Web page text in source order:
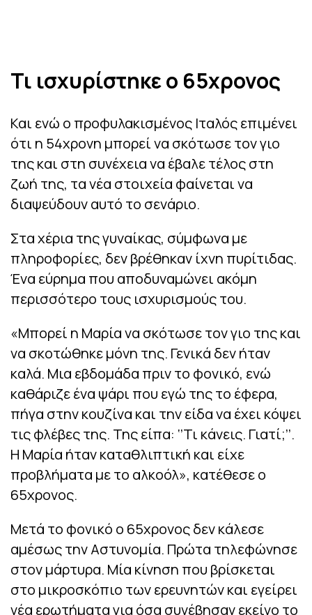
Τι ισχυρίστηκε ο 65χρονος
Και ενώ ο προφυλακισμένος Ιταλός επιμένει
ότι η 54χρονη μπορεί να σκότωσε τον γιο
της και στη συνέχεια να έβαλε τέλος στη
ζωή της, τα νέα στοιχεία φαίνεται να
διαψεύδουν αυτό το σενάριο.
Στα χέρια της γυναίκας, σύμφωνα με
πληροφορίες, δεν βρέθηκαν ίχνη πυρίτιδας.
Ένα εύρημα που αποδυναμώνει ακόμη
περισσότερο τους ισχυρισμούς του.
«Μπορεί η Μαρία να σκότωσε τον γιο της και
να σκοτώθηκε μόνη της. Γενικά δεν ήταν
καλά. Μια εβδομάδα πριν το φονικό, ενώ
καθάριζε ένα ψάρι που εγώ της το έφερα,
πήγα στην κουζίνα και την είδα να έχει κόψει
τις φλέβες της. Της είπα: ‘’Τι κάνεις. Γιατί;’’.
Η Μαρία ήταν καταθλιπτική και είχε
προβλήματα με το αλκοόλ», κατέθεσε ο
65χρονος.
Μετά το φονικό ο 65χρονος δεν κάλεσε
αμέσως την Αστυνομία. Πρώτα τηλεφώνησε
στον μάρτυρα. Μία κίνηση που βρίσκεται
στο μικροσκόπιο των ερευνητών και εγείρει
νέα ερωτήματα για όσα συνέβησαν εκείνο το